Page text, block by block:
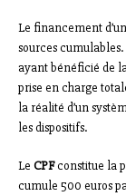
Le financement
sources cumulables.
ayant bénéficié de
prise en charge
la réalité d’un
les dispositifs.
Le CPFconstitue la
cumule 500 euros